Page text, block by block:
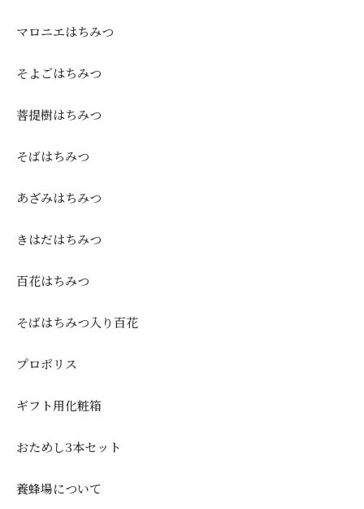
マロニエはちみつ
そよごはちみつ
菩提樹はちみつ
そばはちみつ
あざみはちみつ
きはだはちみつ
百花はちみつ
そばはちみつ入り百花
プロポリス
ギフト用化粧箱
おためし3本セット
養蜂場について